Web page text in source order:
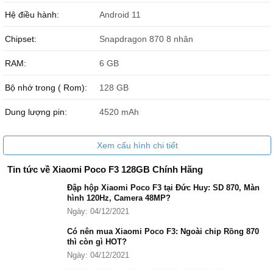
F3, đây là mẫu smartphone có hiệu năng mạnh mẽ, thiết kế thời
xem model này có đặc điểm gì nổi bật nhé?
Hệ điều hành: Android 11
Chipset: Snapdragon 870 8 nhân
RAM: 6 GB
Bộ nhớ trong ( Rom): 128 GB
Dung lượng pin: 4520 mAh
Xem cấu hình chi tiết
Tin tức về Xiaomi Poco F3 128GB Chính Hãng
Đập hộp Xiaomi Poco F3 tại Đức Huy: SD 870, Màn
hình 120Hz, Camera 48MP?
Ngày: 04/12/2021
Có nên mua Xiaomi Poco F3: Ngoài chip Rồng 870
thì còn gì HOT?
Ngày: 04/12/2021